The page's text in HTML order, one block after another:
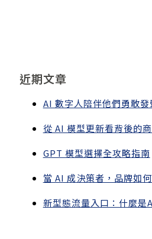
近期文章
AI 數字人陪伴他們勇敢發
從 AI 模型更新看背後的
GPT 模型選擇全攻略指南
當 AI 成決策者，品牌如
新型態流量入口：什麼是